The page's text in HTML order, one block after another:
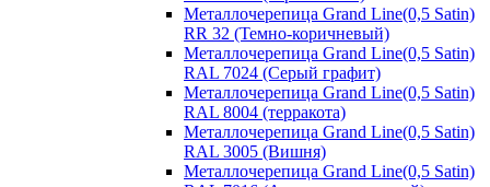
Металлочерепица Grand Line(0,5 Satin)
RR 32 (Темно-коричневый)
Металлочерепица Grand Line(0,5 Satin)
RAL 7024 (Серый графит)
Металлочерепица Grand Line(0,5 Satin)
RAL 8004 (терракота)
Металлочерепица Grand Line(0,5 Satin)
RAL 3005 (Вишня)
Металлочерепица Grand Line(0,5 Satin)